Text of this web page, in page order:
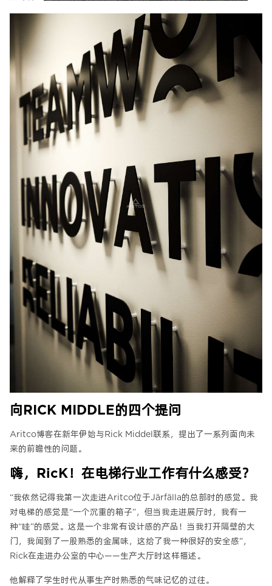
向RICK MIDDLE的四个提问
Aritco博客在新年伊始与Rick Middel联系，提出了一系列面向未
来的前瞻性的问题。
嗨，RicK！在电梯行业工作有什么感受？
“我依然记得我第一次走进Aritco位于Järfälla的总部时的感觉。我
对电梯的感觉是“一个沉重的箱子”，但当我走进展厅时，我有一
种“哇”的感觉。这是一个非常有设计感的产品！当我打开隔壁的大
门，我闻到了一股熟悉的金属味，这给了我一种很好的安全感”，
Rick在走进办公室的中心——生产大厅时这样描述。
他解释了学生时代从事生产时熟悉的气味记忆的过往。